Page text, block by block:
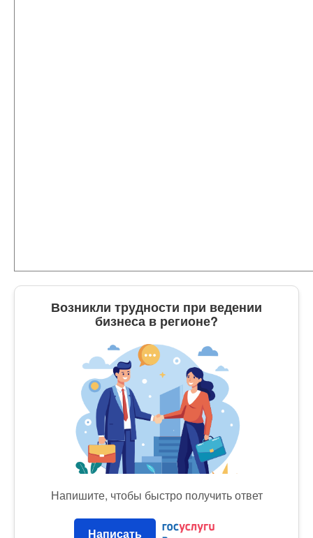
Возникли трудности при ведении
бизнеса в регионе?
Напишите, чтобы быстро получить ответ
Написать